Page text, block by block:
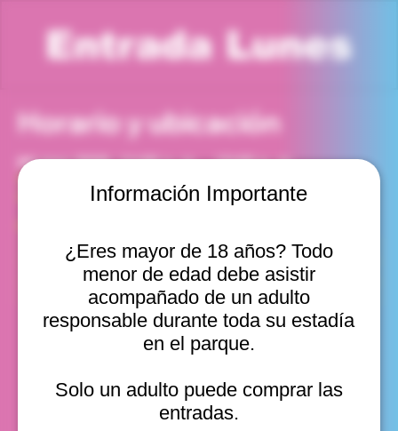
Información Importante
¿Eres mayor de 18 años? Todo
menor de edad debe asistir
acompañado de un adulto
responsable durante toda su estadía
en el parque.
Solo un adulto puede comprar las
entradas.
Entrada Lunes
Horario y ubicación
04 may 2026, 11:00 a. m. – 12:00 p. m.
Viña del Mar, Cam. Internacional 2440, Viña del Mar,
Valparaíso, Chile
lun, 10 ago, 10:00 a. m.
lun, 10 ago, 11:00 a. m.
lun, 10 ago, 12:00 p. m.
Ver 20